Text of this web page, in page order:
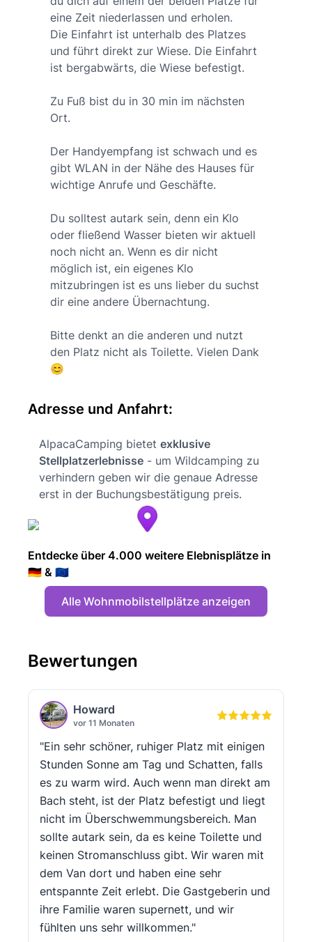
eine Zeit niederlassen und erholen.
Die Einfahrt ist unterhalb des Platzes
und führt direkt zur Wiese. Die Einfahrt
ist bergabwärts, die Wiese befestigt.
Zu Fuß bist du in 30 min im nächsten
Ort.
Der Handyempfang ist schwach und es
gibt WLAN in der Nähe des Hauses für
wichtige Anrufe und Geschäfte.
Du solltest autark sein, denn ein Klo
oder fließend Wasser bieten wir aktuell
noch nicht an. Wenn es dir nicht
möglich ist, ein eigenes Klo
mitzubringen ist es uns lieber du suchst
dir eine andere Übernachtung.
Bitte denkt an die anderen und nutzt
den Platz nicht als Toilette. Vielen Dank
😊
Adresse und Anfahrt:
AlpacaCamping bietet exklusive
Stellplatzerlebnisse - um Wildcamping zu
verhindern geben wir die genaue Adresse
erst in der Buchungsbestätigung preis.
Entdecke über 4.000 weitere Elebnisplätze in
🇩🇪 & 🇪🇺
Alle Wohnmobilstellplätze anzeigen
Bewertungen
Howard
vor 11 Monaten
"Ein sehr schöner, ruhiger Platz mit einigen
Stunden Sonne am Tag und Schatten, falls
es zu warm wird. Auch wenn man direkt am
Bach steht, ist der Platz befestigt und liegt
nicht im Überschwemmungsbereich. Man
sollte autark sein, da es keine Toilette und
keinen Stromanschluss gibt. Wir waren mit
dem Van dort und haben eine sehr
entspannte Zeit erlebt. Die Gastgeberin und
ihre Familie waren supernett, und wir
fühlten uns sehr willkommen."